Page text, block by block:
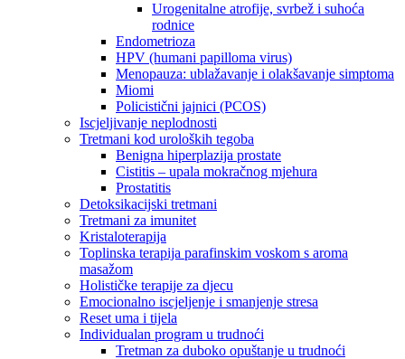
Urogenitalne atrofije, svrbež i suhoća
rodnice
Endometrioza
HPV (humani papilloma virus)
Menopauza: ublažavanje i olakšavanje simptoma
Miomi
Policistični jajnici (PCOS)
Iscjeljivanje neplodnosti
Tretmani kod uroloških tegoba
Benigna hiperplazija prostate
Cistitis – upala mokračnog mjehura
Prostatitis
Detoksikacijski tretmani
Tretmani za imunitet
Kristaloterapija
Toplinska terapija parafinskim voskom s aroma
masažom
Holističke terapije za djecu
Emocionalno iscjeljenje i smanjenje stresa
Reset uma i tijela
Individualan program u trudnoći
Tretman za duboko opuštanje u trudnoći